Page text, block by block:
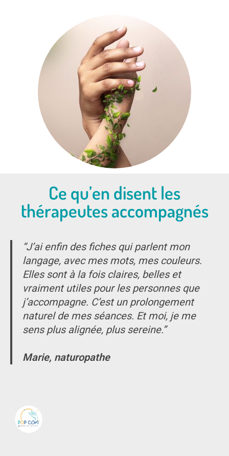
Ce qu’en disent les
thérapeutes accompagnés
“J’ai enfin des fiches qui parlent mon
langage, avec mes mots, mes couleurs.
Elles sont à la fois claires, belles et
vraiment utiles pour les personnes que
j’accompagne. C’est un prolongement
naturel de mes séances. Et moi, je me
sens plus alignée, plus sereine.”
Marie, naturopathe